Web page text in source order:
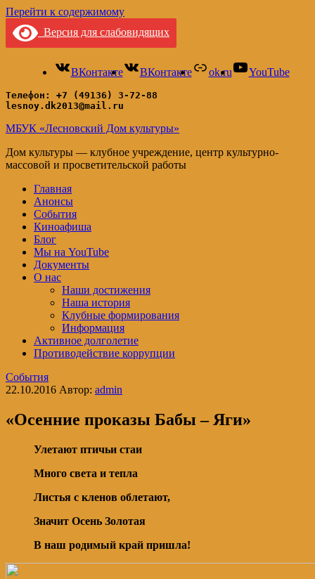
Перейти к содержимому
Версия для слабовидящих
ВКонтакте ВКонтакте ok.ru YouTube
Телефон: +7 (49136) 3-72-88
lesnoy.dk2013@mail.ru
МБУК «Лесновский Дом культуры»
Дом культуры — клубное учреждение, центр культурно-
массовой и просветительской работы
Главная
Анонсы
События
Киноафиша
Блог
Мы на YouTube
Документы
О нас
Наши достижения
Наша история
Клубные формирования
Информация
Активное долголетие
Противодействие коррупции
События
22.10.2016 Автор: admin
«Осенние проказы Бабы – Яги»
Улетают птичьи стаи
Много света и тепла
Листья с кленов облетают,
Значит Осень Золотая
В наш родимый край пришла!